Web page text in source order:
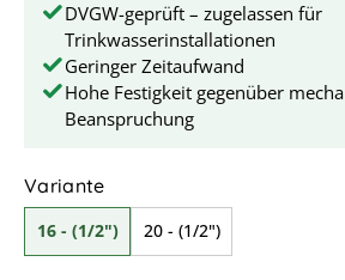
DVGW-geprüft – zugelassen für
Trinkwasserinstallationen
Geringer Zeitaufwand
Hohe Festigkeit gegenüber
Beanspruchung
Varianteauswählen
16 - (1/2") 20 - (1/2")